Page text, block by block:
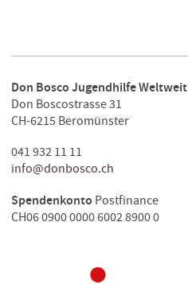
Don Bosco Jugendhilfe Weltweit
Don Boscostrasse 31
CH-6215 Beromünster
041 932 11 11
info@donbosco.ch
Spendenkonto Postfinance
CH06 0900 0000 6002 8900 0